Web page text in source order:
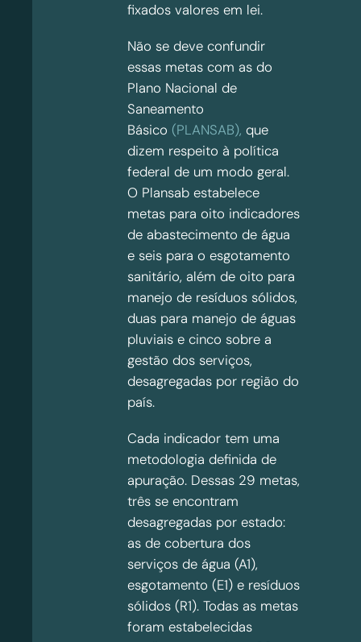
fixados valores em lei.
Não se deve confundir
essas metas com as do
Plano Nacional de
Saneamento
Básico (PLANSAB), que
dizem respeito à política
federal de um modo geral.
O Plansab estabelece
metas para oito indicadores
de abastecimento de água
e seis para o esgotamento
sanitário, além de oito para
manejo de resíduos sólidos,
duas para manejo de águas
pluviais e cinco sobre a
gestão dos serviços,
desagregadas por região do
país.
Cada indicador tem uma
metodologia definida de
apuração. Dessas 29 metas,
três se encontram
desagregadas por estado:
as de cobertura dos
serviços de água (A1),
esgotamento (E1) e resíduos
sólidos (R1). Todas as metas
foram estabelecidas